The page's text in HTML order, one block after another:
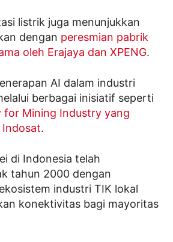
listrik juga menunjukkan
dengan peresmian pabrik
oleh Erajaya dan XPENG.
AI dalam industri
berbagai inisiatif seperti
for Mining Industry yang
Indosat.
di Indonesia telah
tahun 2000 dengan
industri TIK lokal
konektivitas bagi mayoritas